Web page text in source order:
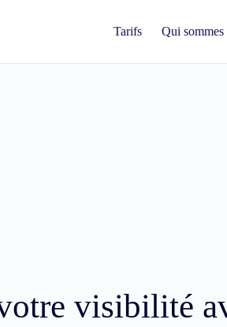
Tarifs Qui sommes
visibilité